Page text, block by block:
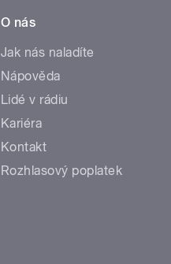
O nás
Jak nás naladíte
Nápověda
Lidé v rádiu
Kariéra
Kontakt
Rozhlasový poplatek